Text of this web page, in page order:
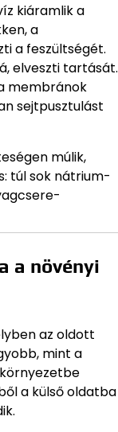
kiáramlik a
a
a feszültségét.
elveszti tartását.
membránok
sejtpusztulást
múlik,
túl sok nátrium-
a növényi
az oldott
mint a
a külső oldatba